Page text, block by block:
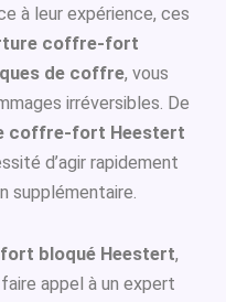
à leur expérience, ces
coffre-fort
de coffre, vous
irréversibles. De
coffre-fort Heestert
d’agir rapidement
supplémentaire.
bloqué Heestert,
appel à un expert